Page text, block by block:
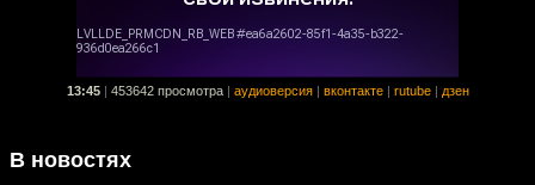
13:45 453642 просмотра аудиоверсия вконтакте rutube дзен
В новостях